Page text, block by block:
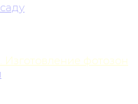
фотозон